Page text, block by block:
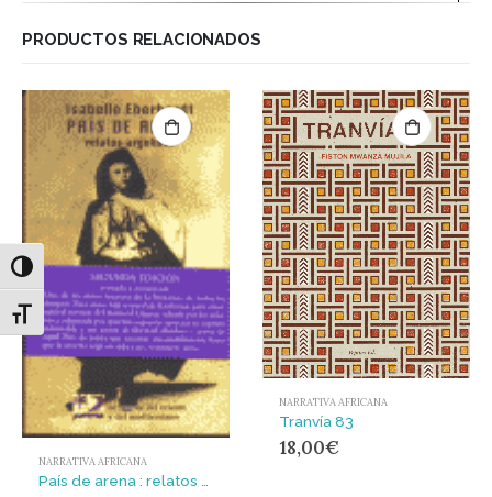
Alternar alto contraste
Alternar tamaño de letra
PRODUCTOS RELACIONADOS
NARRATIVA AFRICANA
NARRATIVA AFRICANA
Tranvía 83
18,00€